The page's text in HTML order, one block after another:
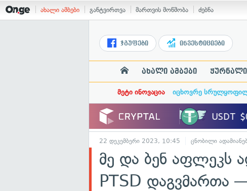
ახალი ამბები განტვირთვა მართვის მოწმობა ძებნა
ჯგუფები ინვესტიციები
ახალი ამბები ჟურნალი
მეტი ინოვაცია იცხოვრე
22 დეკემბერი 2023, 10:45 ცნობილი
მე და ბენ აფლეკს
PTSD დაგვმართა